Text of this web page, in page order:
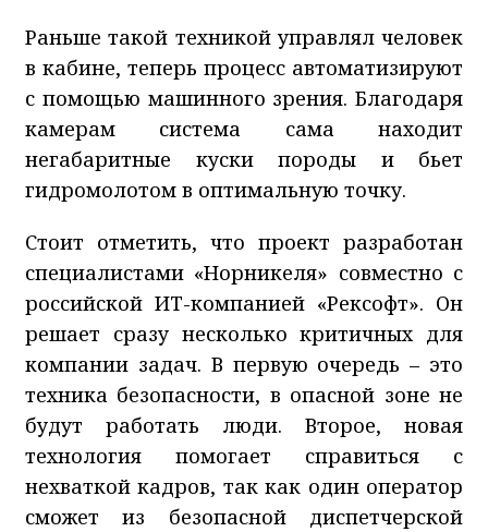
Раньше такой техникой управлял человек
в кабине, теперь процесс автоматизируют
с помощью машинного зрения. Благодаря
камерам система сама находит
негабаритные куски породы и бьет
гидромолотом в оптимальную точку.
Стоит отметить, что проект разработан
специалистами «Норникеля» совместно с
российской ИТ-компанией «Рексофт». Он
решает сразу несколько критичных для
компании задач. В первую очередь – это
техника безопасности, в опасной зоне не
будут работать люди. Второе, новая
технология помогает справиться с
нехваткой кадров, так как один оператор
сможет из безопасной диспетчерской